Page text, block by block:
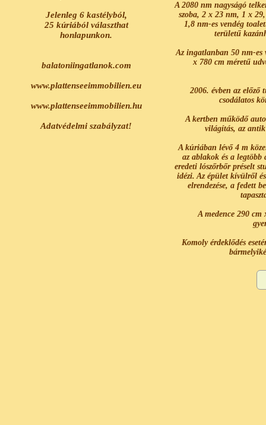
Jelenleg 6 kastélyból,
25 kúriából választhat
honlapunkon.
balatoniingatlanok.com
www.plattenseeimmobilien.eu
www.plattenseeimmobilien.hu
Adatvédelmi szabályzat!
A 2080 nm nagyságó
szoba, 2 x 23 nm, 1 x
1,8 nm-es vendég
területű
Az ingatlanban 50 nm-es
x 780 cm méretű
2006. évben az
csodálatos
A kertben működő
világítás, az
A kúriában lévő 4 m
az ablakok és a
eredeti lószőrbőr préselt
idézi.Az épület kívülről
elrendezése, a fedett
A medence 290
Komoly érdeklődés